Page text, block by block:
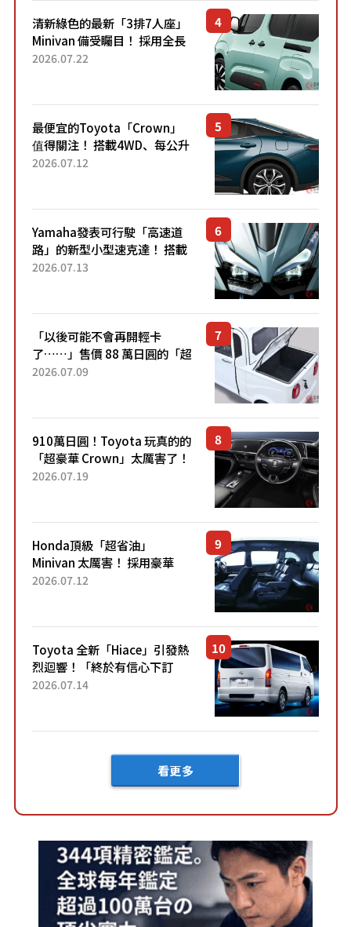
清新綠色的最新「3排7人座」
Minivan 備受矚目！ 採用全長
4.7公尺剛剛好的車身尺寸與
2026.07.22
最便宜的Toyota「Crown」
值得關注！ 搭載4WD、每公升
22.4公里低油耗表現超亮眼！
2026.07.12
Yamaha發表可行駛「高速道
路」的新型小型速克達！ 搭載
能享受超強勁「渦輪感」的動
2026.07.13
「以後可能不會再開輕卡
了……」售價 88 萬日圓的「超
迷你輕型貨車」引發兩極評
了！...
2026.07.09
910萬日圓！Toyota 玩真的的
「超豪華 Crown」太厲害了！
採用由「匠人技藝」打造的
2026.07.19
Honda頂級「超省油」
Minivan 太厲害！ 採用豪華
「真皮座椅」與專屬「黑色內
「三...
2026.07.12
Toyota 全新「Hiace」引發熱
烈迴響！「終於有信心下訂
了！」「哪個等級交車最
車？...
2026.07.14
看更多